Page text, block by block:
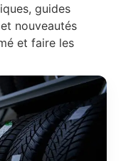
guides
nouveautés
et faire les